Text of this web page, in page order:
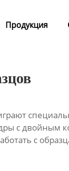
Продукция
с двойным
с